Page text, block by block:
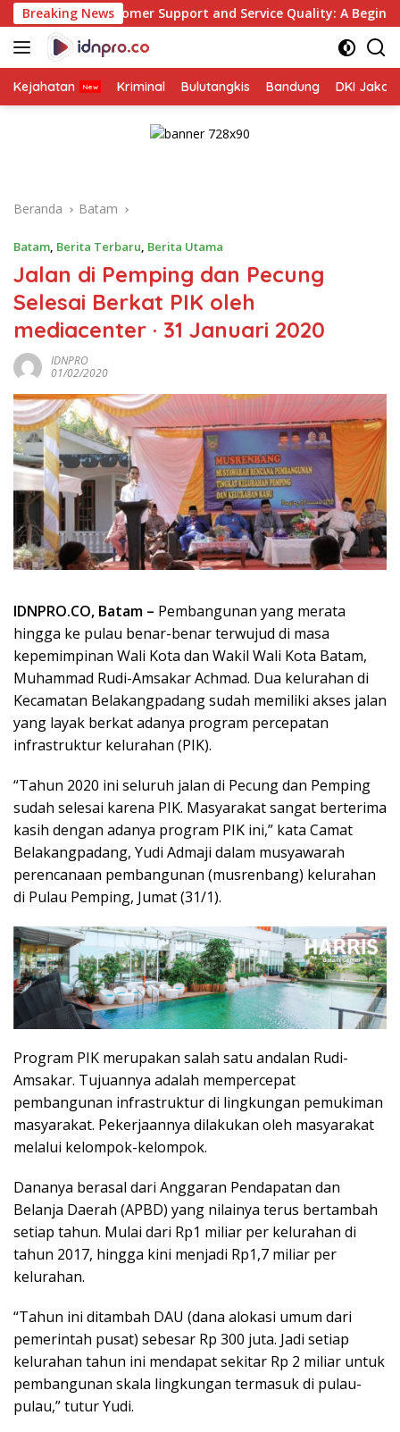
Langsung
ke
konten
Breaking News
Support and Service Quality: A Beginner’s Guide
Kejahatan Kriminal Bulutangkis Bandung DKI
Beranda Batam
Batam, Berita Terbaru, Berita Utama
Jalan di Pemping dan Pecung
Selesai Berkat PIK oleh
mediacenter · 31 Januari 2020
IDNPRO
01/02/2020
IDNPRO.CO, Batam – Pembangunan yang merata
hingga ke pulau benar-benar terwujud di masa
kepemimpinan Wali Kota dan Wakil Wali Kota Batam,
Muhammad Rudi-Amsakar Achmad. Dua kelurahan di
Kecamatan Belakangpadang sudah memiliki akses jalan
yang layak berkat adanya program percepatan
infrastruktur kelurahan (PIK).
“Tahun 2020 ini seluruh jalan di Pecung dan Pemping
sudah selesai karena PIK. Masyarakat sangat berterima
kasih dengan adanya program PIK ini,” kata Camat
Belakangpadang, Yudi Admaji dalam musyawarah
perencanaan pembangunan (musrenbang) kelurahan
di Pulau Pemping, Jumat (31/1).
Program PIK merupakan salah satu andalan Rudi-
Amsakar. Tujuannya adalah mempercepat
pembangunan infrastruktur di lingkungan pemukiman
masyarakat. Pekerjaannya dilakukan oleh masyarakat
melalui kelompok-kelompok.
Dananya berasal dari Anggaran Pendapatan dan
Belanja Daerah (APBD) yang nilainya terus bertambah
setiap tahun. Mulai dari Rp1 miliar per kelurahan di
tahun 2017, hingga kini menjadi Rp1,7 miliar per
kelurahan.
“Tahun ini ditambah DAU (dana alokasi umum dari
pemerintah pusat) sebesar Rp 300 juta. Jadi setiap
kelurahan tahun ini mendapat sekitar Rp 2 miliar untuk
pembangunan skala lingkungan termasuk di pulau-
pulau,” tutur Yudi.